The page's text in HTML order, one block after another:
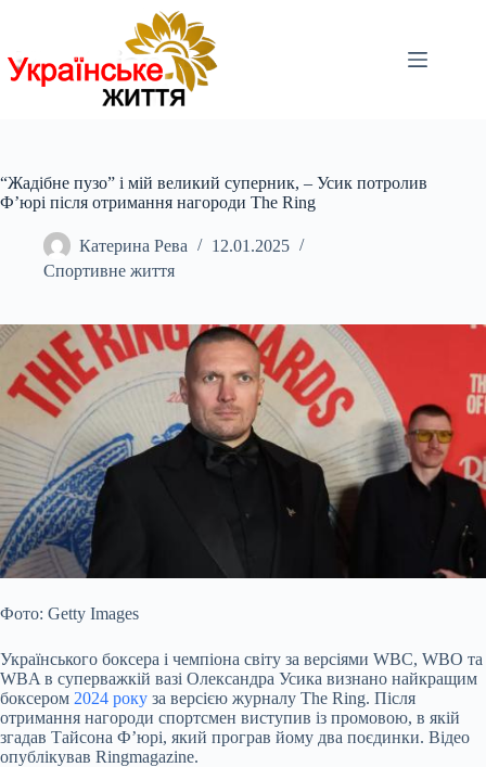
“Жадібне пузо” і мій великий суперник, – Усик потролив
Ф’юрі після отримання нагороди The Ring
Катерина Рева
12.01.2025
Спортивне життя
Фото: Getty Images
Українського боксера і чемпіона світу за версіями WBC, WBO та
WBA в суперважкій вазі Олександра Усика визнано найкращим
боксером 2024 року за версією журналу The Ring. Після
отримання нагороди спортсмен виступив із промовою, в якій
згадав Тайсона Ф’юрі, який програв йому два поєдинки. Відео
опублікував Ringmagazine.